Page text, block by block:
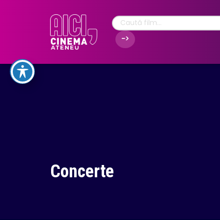
Concerte